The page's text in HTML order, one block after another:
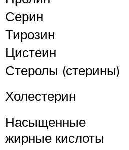
Серин
Тирозин
Цистеин
Стеролы (стерины)
Холестерин
Насыщенные
жирные кислоты